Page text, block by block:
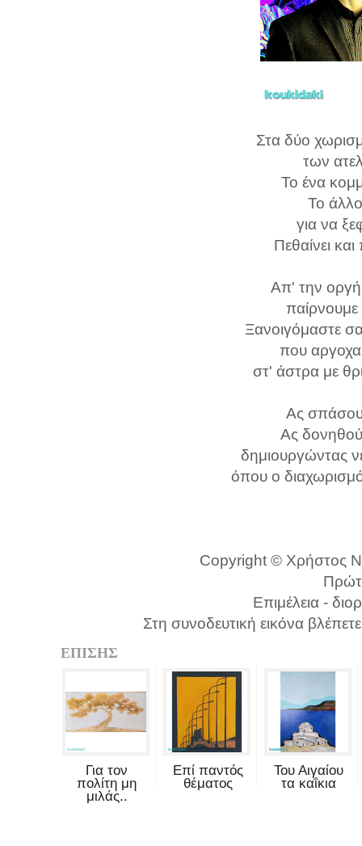
Στα δύο
των
Το ένα
Το
για να
Πεθαίνει
Απ' την
Ξανοιγόμαστε
που
στ' άστρα με
Ας
Ας
δημιουργώντας
όπου ο
Copyright © Χρήστος
Επιμέλεια -
Στη συνοδευτική εικόνα
ΕΠΙΣΗΣ
Για τον
πολίτη μη
μιλάς..
Επί παντός
θέματος
Του Αιγαίου
τα καΐκια